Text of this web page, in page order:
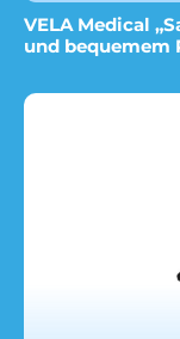
VELA Medical
und bequemem